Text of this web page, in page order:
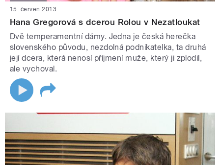
15. červen 2013
Hana Gregorová s dcerou Rolou v Nezatloukat
Dvě temperamentní dámy. Jedna je česká herečka
slovenského původu, nezdolná podnikatelka, ta druhá
její dcera, která nenosí příjmení muže, který ji zplodil,
ale vychoval.